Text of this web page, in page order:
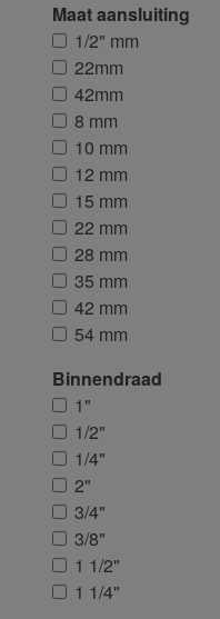
Maat aansluiting
1/2" mm
22mm
42mm
8 mm
10 mm
12 mm
15 mm
22 mm
28 mm
35 mm
42 mm
54 mm
Binnendraad
1"
1/2"
1/4"
2"
3/4"
3/8"
1 1/2"
1 1/4"